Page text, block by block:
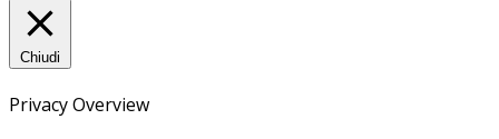
Chiudi
Privacy Overview